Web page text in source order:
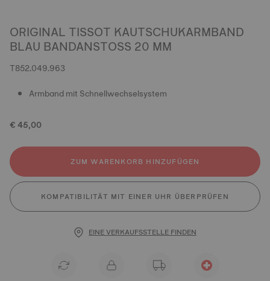
ORIGINAL TISSOT KAUTSCHUKARMBAND
BLAU BANDANSTOSS 20 MM
T852.049.963
Armband mit Schnellwechselsystem
€ 45,00
ZUM WARENKORB HINZUFÜGEN
KOMPATIBILITÄT MIT EINER UHR ÜBERPRÜFEN
EINE VERKAUFSSTELLE FINDEN